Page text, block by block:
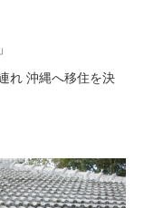
れ 沖縄へ移住を決